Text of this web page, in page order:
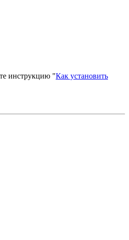
инструкцию "Как установить